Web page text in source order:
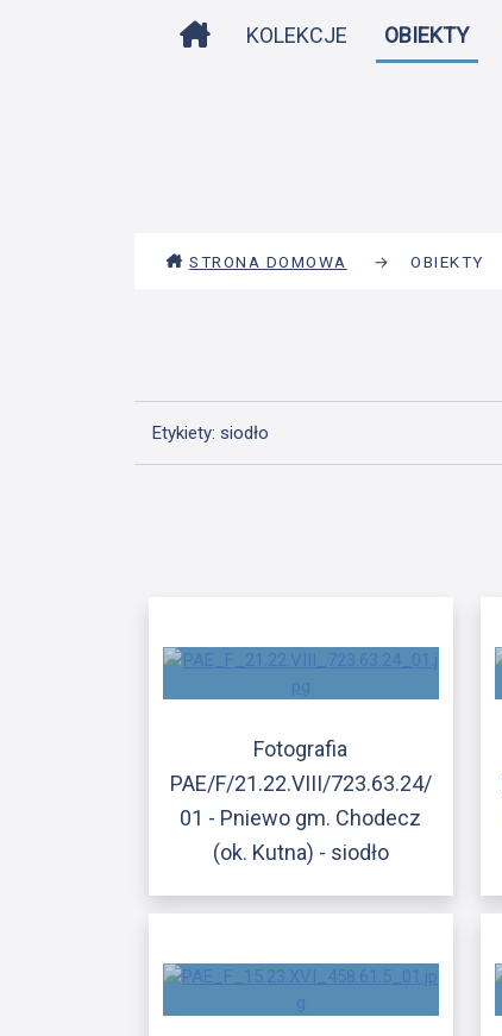
STRONA DOMOWA
KOLEKCJE OBIEKTY
STRONA DOMOWA → OBIEKTY
Etykiety: siodło
Fotografia
PAE/F/21.22.VIII/723.63.24/
01 - Pniewo gm. Chodecz
(ok. Kutna) - siodło